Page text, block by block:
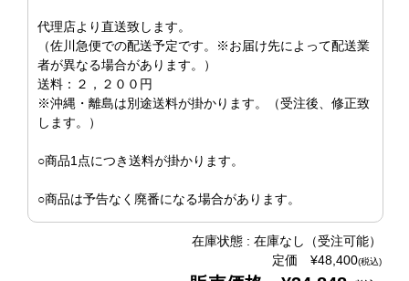
代理店より直送致します。
（佐川急便での配送予定です。※お届け先によって配送業
者が異なる場合があります。）
送料：２，２００円
※沖縄・離島は別途送料が掛かります。（受注後、修正致
します。）
○商品1点につき送料が掛かります。
○商品は予告なく廃番になる場合があります。
在庫状態 : 在庫なし（受注可能）
定価 ¥48,400(税込)